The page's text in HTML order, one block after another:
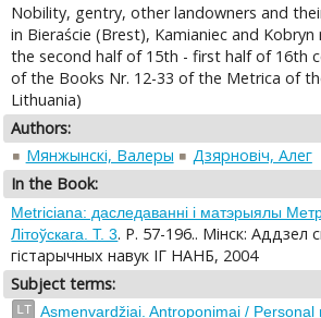
Nobility, gentry, other landowners and
in Bieraście (Brest), Kamianiec and
the second half of 15th - first half of 16th
of the Books Nr. 12-33 of the Metrica of
Lithuania)
Authors:
Мянжынскі, Валеры
Дзярновiч, Алег
In the Book:
Metriciana: даследаваннi i матэрыялы
Лiтоўскага. T. 3. P. 57-196.. Miнск: Аддзел
гiстарычных навук IГ НАНБ, 2004
Subject terms:
LT
Asmenvardžiai. Antroponimai / Personal